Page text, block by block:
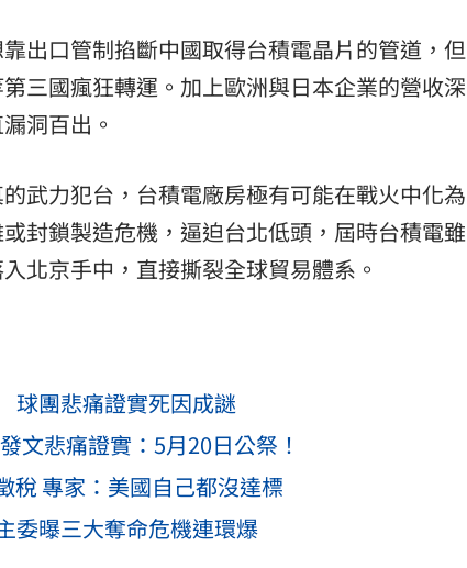
出口管制掐斷中國取得台積電晶片的管道，但
三國瘋狂轉運。加上歐洲與日本企業的營收深
洞百出。
武力犯台，台積電廠房極有可能在戰火中化為
封鎖製造危機，逼迫台北低頭，屆時台積電雖
北京手中，直接撕裂全球貿易體系。
球團悲痛證實死因成謎
文悲痛證實：5月20日公祭！
稅 專家：美國自己都沒達標
委曝三大奪命危機連環爆